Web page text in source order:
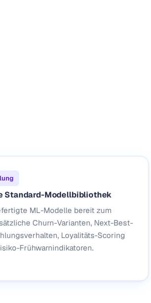
Standard-Modellbibliothek
ML-Modelle bereit zum
Churn-Varianten, Next-Best-
Loyalitäts-Scoring
Frühwarnindikatoren.